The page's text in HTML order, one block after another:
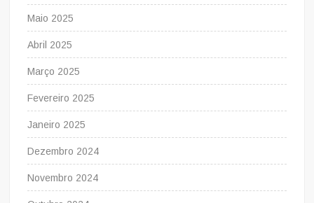
Maio 2025
Abril 2025
Março 2025
Fevereiro 2025
Janeiro 2025
Dezembro 2024
Novembro 2024